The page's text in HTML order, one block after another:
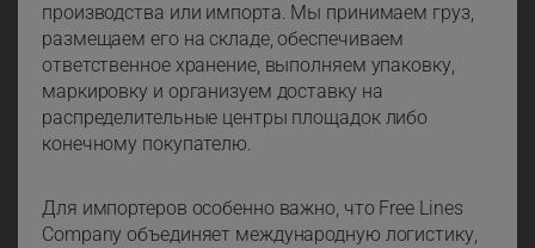
производства или импорта. Мы принимаем груз,
размещаем его на складе, обеспечиваем
ответственное хранение, выполняем упаковку,
маркировку и организуем доставку на
распределительные центры площадок либо
конечному покупателю.
Для импортеров особенно важно, что Free Lines
Company объединяет международную логистику,